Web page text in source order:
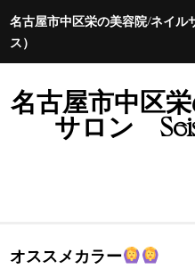
名古屋市中区栄の美容院/ネイル
ス）
名古屋市中区
サロン
ホーム
オススメカラー